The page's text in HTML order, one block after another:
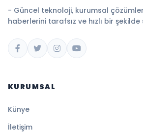
- Güncel teknoloji, kurumsal
haberlerini tarafsız ve hızlı bir şekilde
KURUMSAL
Künye
İletişim